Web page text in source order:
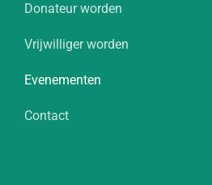
Donateur worden
Vrijwilliger worden
Evenementen
Contact